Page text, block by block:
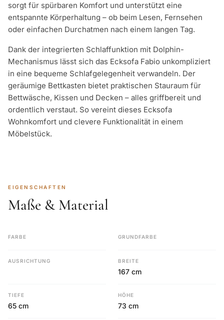
sorgt für spürbaren Komfort und unterstützt eine
entspannte Körperhaltung – ob beim Lesen, Fernsehen
oder einfachen Durchatmen nach einem langen Tag.
Dank der integrierten Schlaffunktion mit Dolphin-
Mechanismus lässt sich das Ecksofa Fabio unkompliziert
in eine bequeme Schlafgelegenheit verwandeln. Der
geräumige Bettkasten bietet praktischen Stauraum für
Bettwäsche, Kissen und Decken – alles griffbereit und
ordentlich verstaut. So vereint dieses Ecksofa
Wohnkomfort und clevere Funktionalität in einem
Möbelstück.
EIGENSCHAFTEN
Maße & Material
FARBE GRUNDFARBE
AUSRICHTUNG BREITE
167 cm
TIEFE
65 cm
HÖHE
73 cm